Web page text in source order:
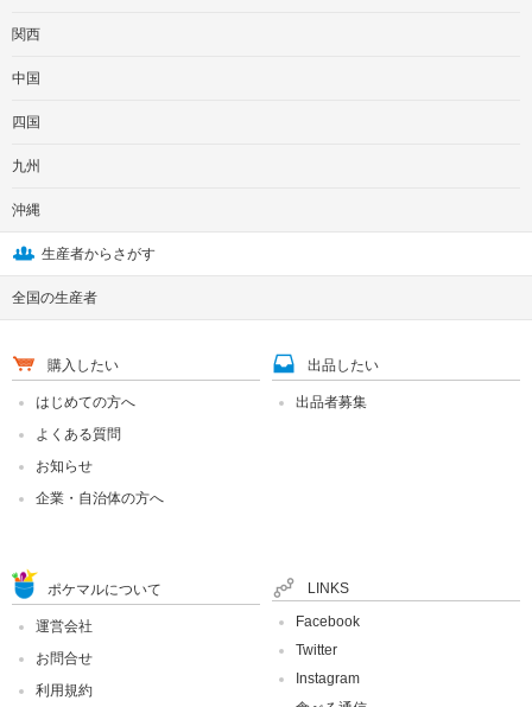
関西
中国
四国
九州
沖縄
生産者からさがす
全国の生産者
購入したい
はじめての方へ
よくある質問
お知らせ
企業・自治体の方へ
出品したい
出品者募集
ポケマルについて
運営会社
お問合せ
利用規約
LINKS
Facebook
Twitter
Instagram